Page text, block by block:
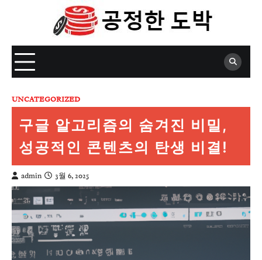
UNCATEGORIZED
구글 알고리즘의 숨겨진 비밀,
성공적인 콘텐츠의 탄생 비결!
admin 3월 6, 2025